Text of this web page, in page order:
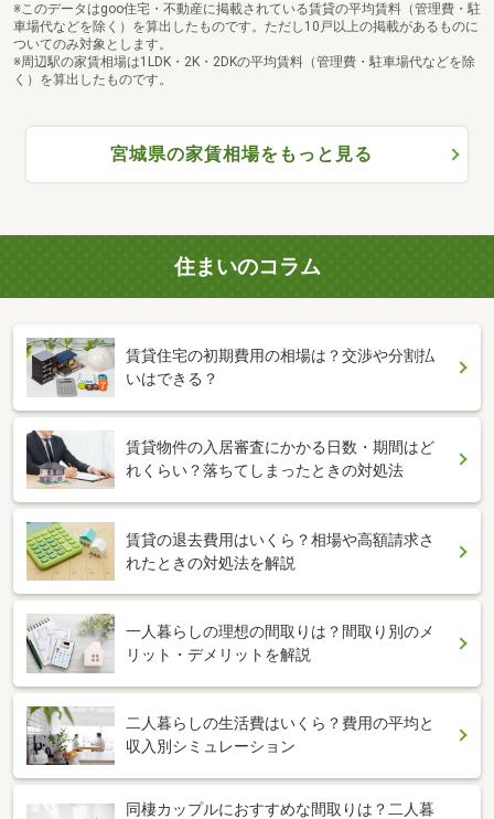
※このデータはgoo住宅・不動産に掲載されている賃貸の平均賃料（管理費・駐
車場代などを除く）を算出したものです。ただし10戸以上の掲載があるものに
ついてのみ対象とします。
※周辺駅の家賃相場は1LDK・2K・2DKの平均賃料（管理費・駐車場代などを除
く）を算出したものです。
宮城県の家賃相場をもっと見る
住まいのコラム
賃貸住宅の初期費用の相場は？交渉や分割払
いはできる？
賃貸物件の入居審査にかかる日数・期間はど
れくらい？落ちてしまったときの対処法
賃貸の退去費用はいくら？相場や高額請求さ
れたときの対処法を解説
一人暮らしの理想の間取りは？間取り別のメ
リット・デメリットを解説
二人暮らしの生活費はいくら？費用の平均と
収入別シミュレーション
同棲カップルにおすすめな間取りは？二人暮